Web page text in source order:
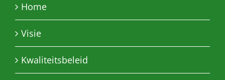
Home
Visie
Kwaliteitsbeleid